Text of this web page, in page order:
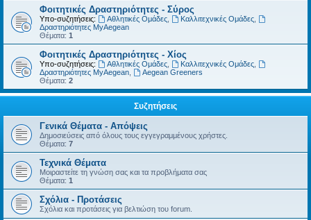
Φοιτητικές Δραστηριότητες - Σύρος
Υπο-συζητήσεις: Αθλητικές Ομάδες, Καλλιτεχνικές Ομάδες,
Δραστηριότητες MyAegean
Θέματα: 1
Φοιτητικές Δραστηριότητες - Χίος
Υπο-συζητήσεις: Αθλητικές Ομάδες, Καλλιτεχνικές Ομάδες,
Δραστηριότητες MyAegean
Aegean Greeners
Θέματα: 2
Συζητήσεις
Γενικά Θέματα - Απόψεις
Δημοσιεύσεις από όλους τους εγγεγραμμένους χρήστες.
Θέματα: 7
Τεχνικά Θέματα
Μοιραστείτε τη γνώση σας και τα προβλήματα σας
Θέματα: 1
Σχόλια - Προτάσεις
Σχόλια και προτάσεις για βελτιώση του forum.